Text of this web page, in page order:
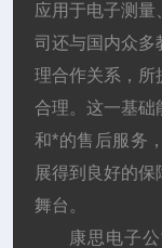
应用于电子测量
司还与国内众多
理合作关系，所
合理。这一基础
和*的售后服务
展得到良好的
舞台。
康思电子